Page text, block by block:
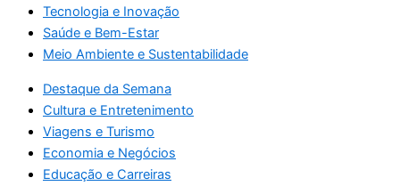
Tecnologia e Inovação
Saúde e Bem-Estar
Meio Ambiente e Sustentabilidade
Destaque da Semana
Cultura e Entretenimento
Viagens e Turismo
Economia e Negócios
Educação e Carreiras